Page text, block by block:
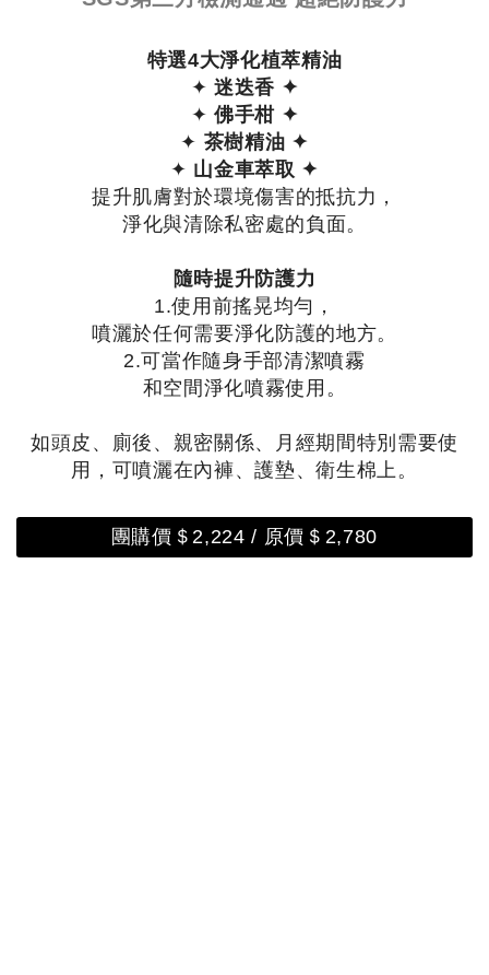
特選4大淨化植萃精油
✦ 迷迭香 ✦
✦ 佛手柑 ✦
✦ 茶樹精油 ✦
✦ 山金車萃取 ✦
提升肌膚對於環境傷害的抵抗力，
淨化與清除私密處的負面。
隨時提升防護力
1.使用前搖晃均勻，
噴灑於任何需要淨化防護的地方。
2.可當作隨身手部清潔噴霧
和空間淨化噴霧使用。
如頭皮、廁後、親密關係、月經期間特別需要使
用，可噴灑在內褲、護墊、衛生棉上。
團購價＄2,224 / 原價＄2,780